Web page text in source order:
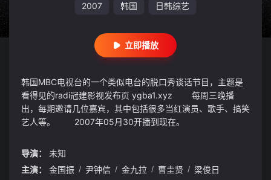
2007 韩国 日韩综艺
立即播放
韩国MBC电视台的一个类似电台的脱口秀谈话节目，主题是
看得见的radi冠建影视发布页 ygba1.xyz 每周三晚播
出，每期邀请几位嘉宾，其中包括很多当红演员、歌手、搞笑
艺人等。 2007年05月30开播到现在。
导演：
未知
主演：
金国振 / 尹钟信 / 金九拉 / 曹圭贤 / 梁俊日